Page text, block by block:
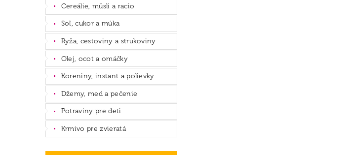
Cereálie, müsli a racio
Soľ, cukor a múka
Ryža, cestoviny a strukoviny
Olej, ocot a omáčky
Koreniny, instant a polievky
Džemy, med a pečenie
Potraviny pre deti
Krmivo pre zvieratá